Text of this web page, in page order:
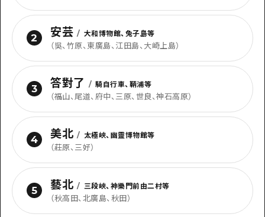
2 安芸 / 大和博物館、兔子島等
（吳、竹原、東廣島、江田島、大崎上島）
3 答對了 / 騎自行車、鞆浦等
（福山、尾道、府中、三原、世良、神石高原）
4 美北 / 太極峽、幽靈博物館等
（莊原、三好）
5 藝北 / 三段峽、神樂門前由二村等
（秋高田、北廣島、秋田）